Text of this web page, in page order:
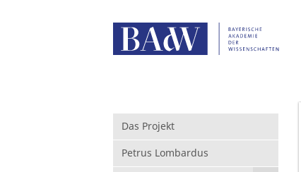
Das Projekt
Petrus Lombardus